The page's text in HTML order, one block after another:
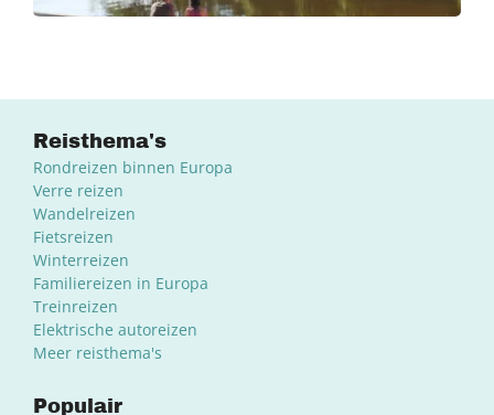
Reisthema's
Rondreizen binnen Europa
Verre reizen
Wandelreizen
Fietsreizen
Winterreizen
Familiereizen in Europa
Treinreizen
Elektrische autoreizen
Meer reisthema's
Populair